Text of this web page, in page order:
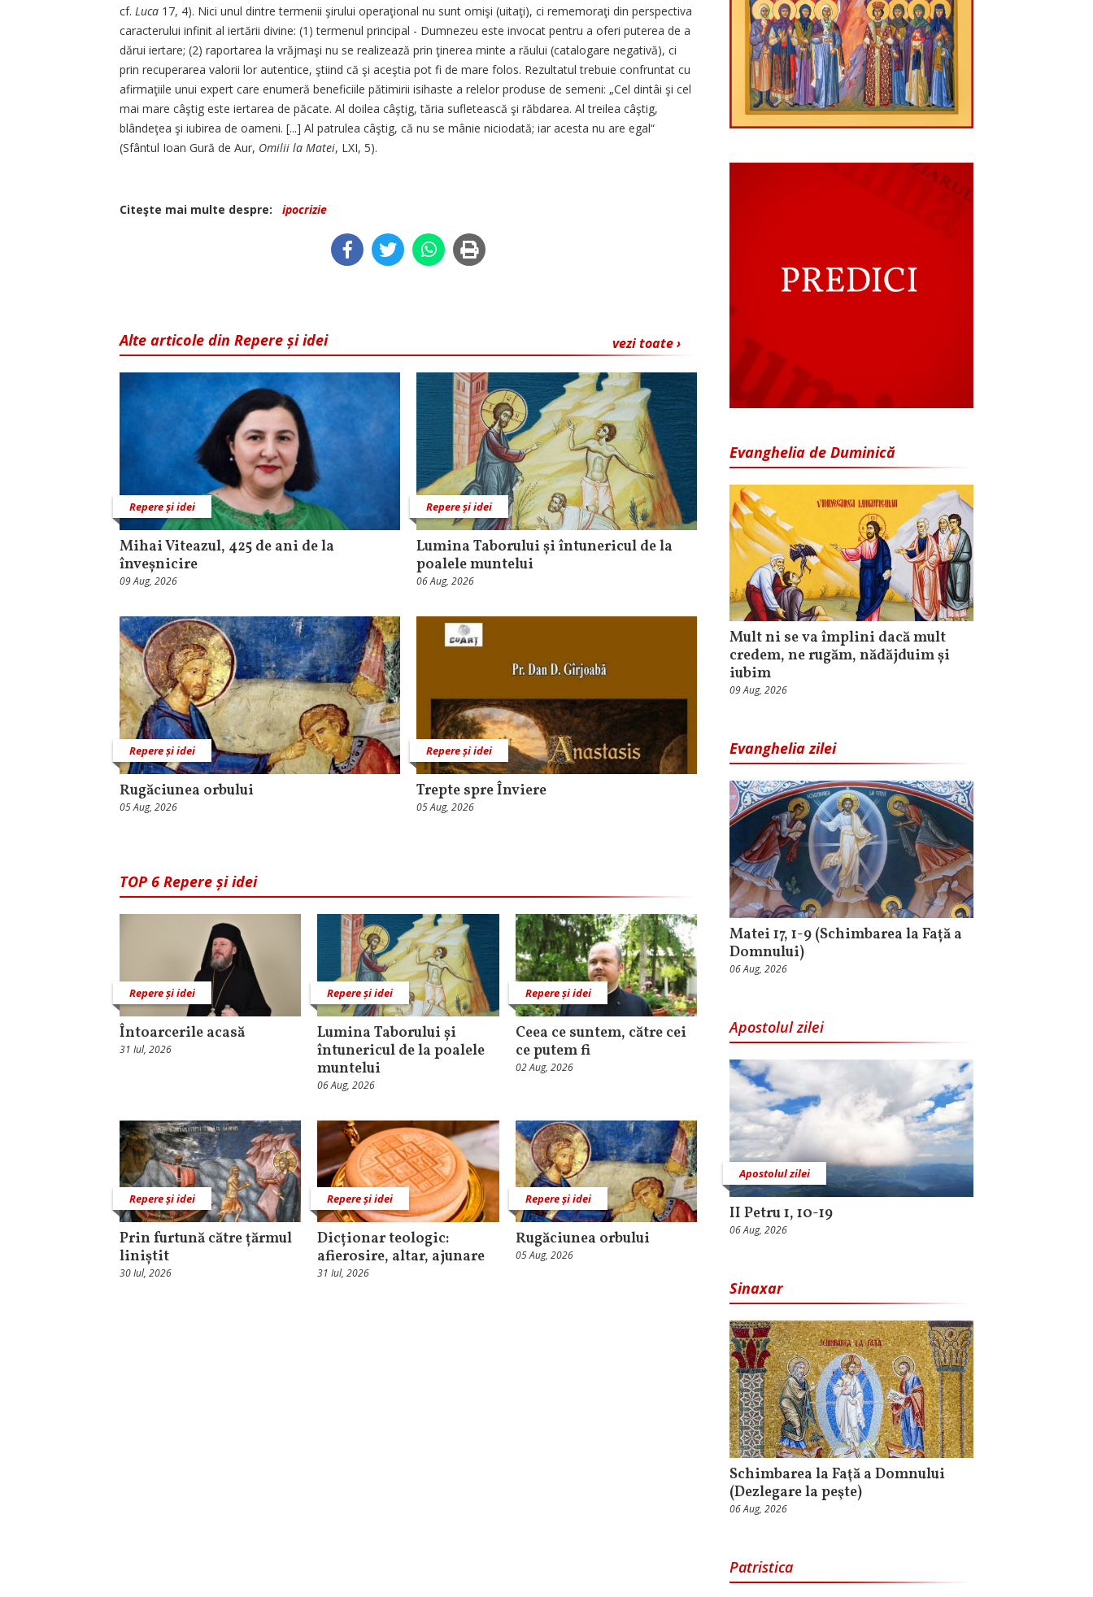
cf. Luca 17, 4). Nici unul dintre termenii şirului operaţional nu sunt omişi (uitaţi), ci rememoraţi din perspectiva
caracterului infinit al iertării divine: (1) termenul principal - Dumnezeu este invocat pentru a oferi puterea de a
dărui iertare; (2) raportarea la vrăjmaşi nu se realizează prin ţinerea minte a răului (catalogare negativă), ci
prin recuperarea valorii lor autentice, ştiind că şi aceştia pot fi de mare folos. Rezultatul trebuie confruntat cu
afirmaţiile unui expert care enumeră beneficiile pătimirii isihaste a relelor produse de semeni: „Cel dintâi şi cel
mai mare câştig este iertarea de păcate. Al doilea câştig, tăria sufletească şi răbdarea. Al treilea câştig,
blândeţea şi iubirea de oameni. [...] Al patrulea câştig, că nu se mânie niciodată; iar acesta nu are egal“
(Sfântul Ioan Gură de Aur, Omilii la Matei, LXI, 5).
Citeşte mai multe despre: ipocrizie
vezi toate ›
Alte articole din Repere și idei
Repere și idei
Mihai Viteazul, 425 de ani de la
înveșnicire
09 Aug, 2026
Repere și idei
Lumina Taborului și întunericul de la
poalele muntelui
06 Aug, 2026
Repere și idei
Rugăciunea orbului
05 Aug, 2026
Repere și idei
Trepte spre Înviere
05 Aug, 2026
TOP 6 Repere și idei
Repere și idei
Întoarcerile acasă
31 Iul, 2026
Repere și idei
Lumina Taborului și
întunericul de la poalele
muntelui
06 Aug, 2026
Repere și idei
Ceea ce suntem, către cei
ce putem fi
02 Aug, 2026
Repere și idei
Prin furtună către țărmul
liniștit
30 Iul, 2026
Repere și idei
Dicționar teologic:
afierosire, altar, ajunare
31 Iul, 2026
Repere și idei
Rugăciunea orbului
05 Aug, 2026
Evanghelia de Duminică
Mult ni se va împlini dacă mult
credem, ne rugăm, nădăjduim și
iubim
09 Aug, 2026
Evanghelia zilei
Matei 17, 1-9 (Schimbarea la Față a
Domnului)
06 Aug, 2026
Apostolul zilei
Apostolul zilei
II Petru 1, 10-19
06 Aug, 2026
Sinaxar
Schimbarea la Faţă a Domnului
(Dezlegare la peşte)
06 Aug, 2026
Patristica